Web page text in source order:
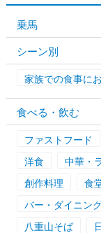
乗馬
シーン別
家族での食事に
食べる・飲む
ファストフード
洋食
中華・
創作料理
食
バー・ダイニン
八重山そば